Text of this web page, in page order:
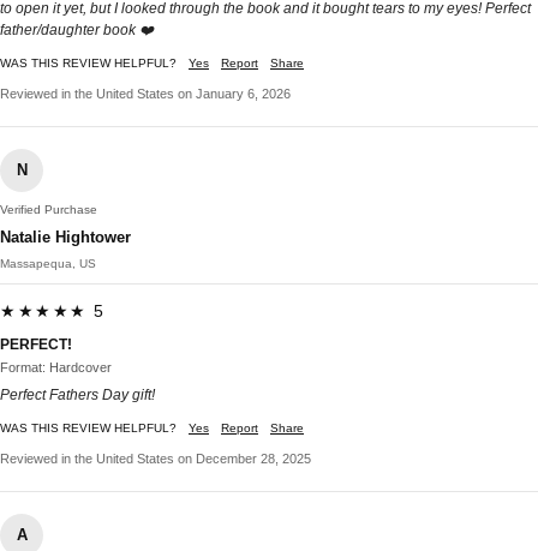
to open it yet, but I looked through the book and it bought tears to my eyes! Perfect
father/daughter book ❤️
WAS THIS REVIEW HELPFUL? Yes Report Share
Reviewed in the United States on January 6, 2026
N
Verified Purchase
Natalie Hightower
Massapequa, US
★★★★★ 5
PERFECT!
Format: Hardcover
Perfect Fathers Day gift!
WAS THIS REVIEW HELPFUL? Yes Report Share
Reviewed in the United States on December 28, 2025
A